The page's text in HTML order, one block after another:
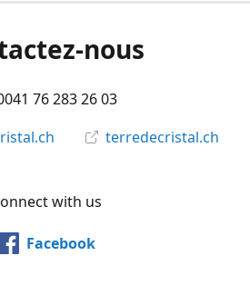
nous
76 283 26 03
terredecristal.ch
with us
Facebook